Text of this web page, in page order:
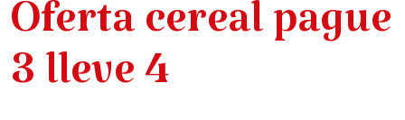
Oferta cereal pague
3 lleve 4